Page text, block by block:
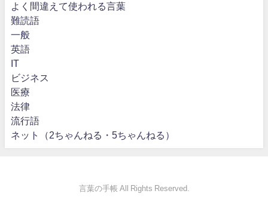
よく間違えて使われる言葉
難読語
一般
英語
IT
ビジネス
医療
法律
流行語
ネット（2ちゃんねる・5ちゃんねる）
言葉の手帳 All Rights Reserved.